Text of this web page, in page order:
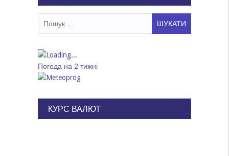
Погода на 2 тижні
КУРС ВАЛЮТ